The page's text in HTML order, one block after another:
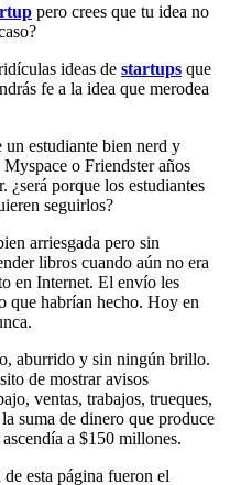
pero crees que tu idea no
ideas de startups que
fe a la idea que merodea
un estudiante bien nerd y
o Friendster años
¿será porque los estudiantes
seguirlos?
arriesgada pero sin
libros cuando aún no era
en Internet. El envío les
que habrían hecho. Hoy en
aburrido y sin ningún brillo.
de mostrar avisos
ventas, trabajos, trueques,
suma de dinero que produce
a $150 millones.
esta página fueron el